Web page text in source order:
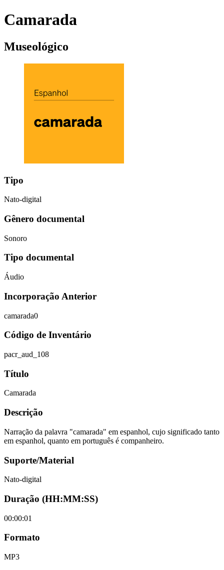
Camarada
Museológico
Tipo
Nato-digital
Gênero documental
Sonoro
Tipo documental
Áudio
Incorporação Anterior
camarada0
Código de Inventário
pacr_aud_108
Título
Camarada
Descrição
Narração da palavra "camarada" em espanhol, cujo significado tanto
em espanhol, quanto em português é companheiro.
Suporte/Material
Nato-digital
Duração (HH:MM:SS)
00:00:01
Formato
MP3